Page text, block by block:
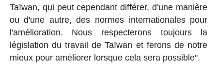
Taïwan, qui peut cependant différer, d'une manière
ou d'une autre, des normes internationales pour
l'amélioration. Nous respecterons toujours la
législation du travail de Taïwan et ferons de notre
mieux pour améliorer lorsque cela sera possible".